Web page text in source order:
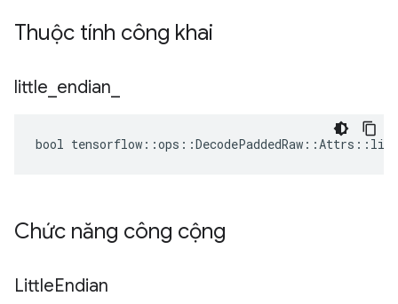
Thuộc tính công khai
little endian
bool
Chức năng công cộng
LittleEndian